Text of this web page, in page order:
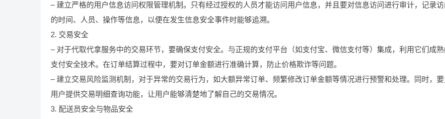
– 建立严格的用户信息访问权限管理机制。只有经过授权的人员才能访问用户信息，并且要对信息访问进行审计，记录访
的时间、人员、操作等信息，以便在发生信息安全事件时能够追溯。
2. 交易安全
– 对于代取代拿服务中的交易环节，要确保支付安全。与正规的支付平台（如支付宝、微信支付等）集成，利用它们成熟
支付安全技术。在订单结算过程中，要对订单金额进行准确计算，防止价格欺诈等问题。
– 建立交易风险监测机制，对于异常的交易行为，如大额异常订单、频繁修改订单金额等情况进行预警和处理。同时，要
用户提供交易明细查询功能，让用户能够清楚地了解自己的交易情况。
3. 配送员安全与物品安全